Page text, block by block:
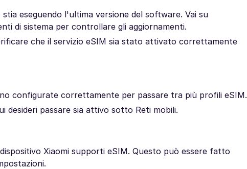
eseguendo l'ultima versione del software. Vai su
di sistema per controllare gli aggiornamenti.
che il servizio eSIM sia stato attivato correttamente
configurate correttamente per passare tra più profili eSIM.
desideri passare sia attivo sotto Reti mobili.
Xiaomi supporti eSIM. Questo può essere fatto